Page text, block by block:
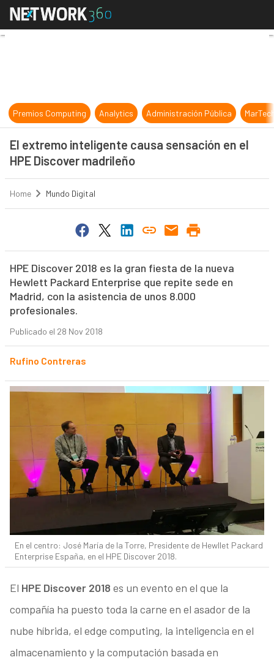
El extremo inteligente causa
Premios Computing Analytics Administración Pública
El extremo inteligente causa sensación en el
HPE Discover madrileño
Home Mundo Digital
HPE Discover 2018 es la gran fiesta de la nueva
Hewlett Packard Enterprise que repite sede en
Madrid, con la asistencia de unos 8.000
profesionales.
Publicado el 28 Nov 2018
Rufino Contreras
En el centro: José María de la Torre, Presidente de Hewllet Packard
Enterprise España, en el HPE Discover 2018.
El HPE Discover 2018 es un evento en el que la
compañía ha puesto toda la carne en el asador de la
nube híbrida, el edge computing, la inteligencia en el
almacenamiento y la computación basada en